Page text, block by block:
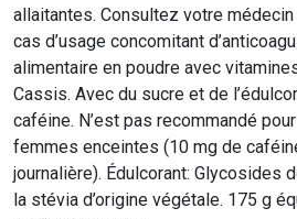
allaitantes. Consultez votre
cas d’usage concomitant
alimentaire en poudre avec
Cassis. Avec du sucre et de
caféine. N’est pas recommandé
femmes enceintes (10 mg de
journalière). Édulcorant: Glycosides
la stévia d’origine végétale. 175 g